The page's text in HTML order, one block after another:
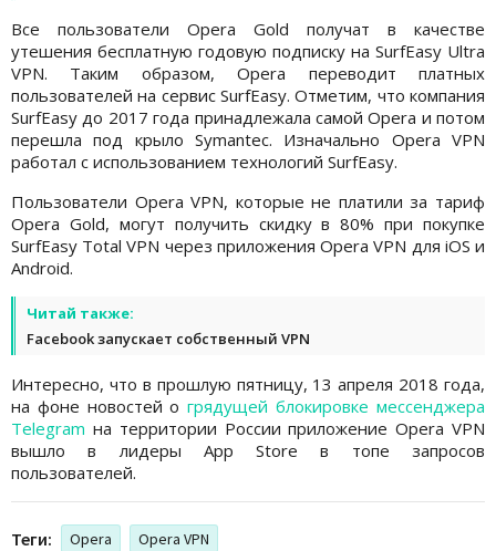
Все пользователи Opera Gold получат в качестве
утешения бесплатную годовую подписку на SurfEasy Ultra
VPN. Таким образом, Opera переводит платных
пользователей на сервис SurfEasy. Отметим, что компания
SurfEasy до 2017 года принадлежала самой Opera и потом
перешла под крыло Symantec. Изначально Opera VPN
работал с использованием технологий SurfEasy.
Пользователи Opera VPN, которые не платили за тариф
Opera Gold, могут получить скидку в 80% при покупке
SurfEasy Total VPN через приложения Opera VPN для iOS и
Android.
Читай также:
Facebook запускает собственный VPN
Интересно, что в прошлую пятницу, 13 апреля 2018 года,
на фоне новостей о грядущей блокировке мессенджера
Telegram на территории России приложение Opera VPN
вышло в лидеры App Store в топе запросов
пользователей.
Теги: Opera Opera VPN